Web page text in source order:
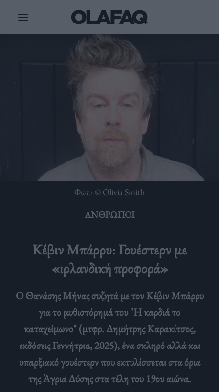
Φωτ.: © Olivia Smith
ΆΝΘΡΩΠΟΙ
Κέβιν Μπάρρυ: Γουέστερν με
«ιρλανδική προφορά»
Ο Θανάσης Μήνας συζητά με τον Κέβιν Μπάρρυ
για το μυθιστόρημά του "Η καρδιά το
καταχείμωνο" (μτφρ. Δημήτρης Καρακίτσος,
εκδόσεις Γεννήτρια, 2025), ένα σκληρό αλλά και
υπαρξιακό γουέστερν που εκτυλίσσεται στα όρια
της Άγρια Δύσης στα τέλη του 19ου αιώνα.